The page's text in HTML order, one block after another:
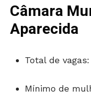
Câmara
Aparecida
Total de vagas:
Mínimo de